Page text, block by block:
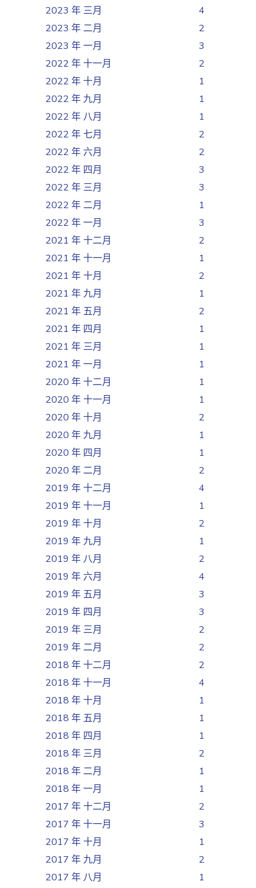
2023 年 三月
4
2023 年 二月
2
2023 年 一月
3
2022 年 十一月
2
2022 年 十月
1
2022 年 九月
1
2022 年 八月
1
2022 年 七月
2
2022 年 六月
2
2022 年 四月
3
2022 年 三月
3
2022 年 二月
1
2022 年 一月
3
2021 年 十二月
2
2021 年 十一月
1
2021 年 十月
2
2021 年 九月
1
2021 年 五月
2
2021 年 四月
1
2021 年 三月
1
2021 年 一月
1
2020 年 十二月
1
2020 年 十一月
1
2020 年 十月
2
2020 年 九月
1
2020 年 四月
1
2020 年 二月
2
2019 年 十二月
4
2019 年 十一月
1
2019 年 十月
2
2019 年 九月
1
2019 年 八月
2
2019 年 六月
4
2019 年 五月
3
2019 年 四月
3
2019 年 三月
2
2019 年 二月
2
2018 年 十二月
2
2018 年 十一月
4
2018 年 十月
1
2018 年 五月
1
2018 年 四月
1
2018 年 三月
2
2018 年 二月
1
2018 年 一月
1
2017 年 十二月
2
2017 年 十一月
3
2017 年 十月
1
2017 年 九月
2
2017 年 八月
1